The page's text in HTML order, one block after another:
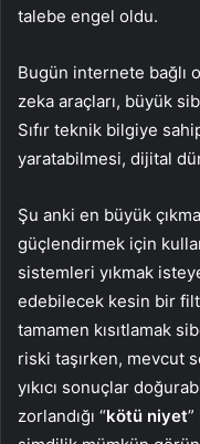
talebe engel oldu.
Bugün internete bağlı
zeka araçları, büyük
Sıfır teknik bilgiye
yaratabilmesi, dijital
Şu anki en büyük
güçlendirmek için
sistemleri yıkmak
edebilecek kesin bir
tamamen kısıtlamak
riski taşırken, mevcut
yıkıcı sonuçlar
zorlandığı “kötü niyet